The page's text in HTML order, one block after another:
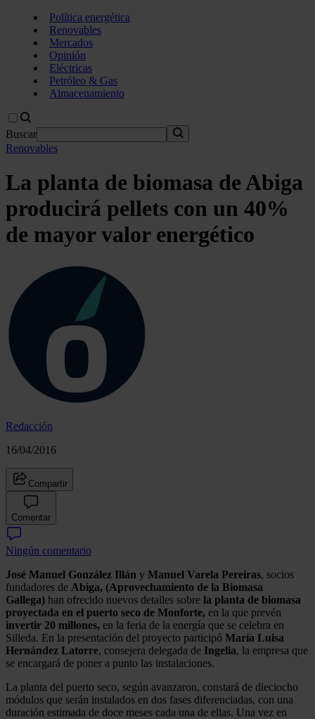
Política energética
Renovables
Mercados
Opinión
Eléctricas
Petróleo & Gas
Almacenamiento
Buscar
Renovables
La planta de biomasa de Abiga
producirá pellets con un 40%
de mayor valor energético
Redacción
16/04/2016
Compartir
Comentar
Ningún comentario
José Manuel González Illán y Manuel Varela Pereiras, socios
fundadores de Abiga, (Aprovechamiento de la Biomasa
Gallega) han ofrecido nuevos detalles sobre la planta de biomasa
proyectada en el puerto seco de Monforte, en la que prevén
invertir 20 millones, en la feria de la energía que se celebra en
Silleda. En la presentación del proyecto participó María Luisa
Hernández Latorre, consejera delegada de Ingelia, la empresa que
se encargará de poner a punto las instalaciones.
La planta del puerto seco, según avanzaron, constará de dieciocho
módulos que serán instalados en dos fases diferenciadas, con una
duración estimada de doce meses cada una de ellas. Una vez en